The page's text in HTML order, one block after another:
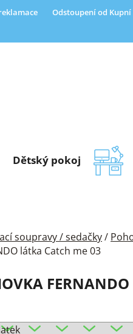
Odstoupení od
Dětský pokoj
soupravy / sedačky/
látka Catch me 03